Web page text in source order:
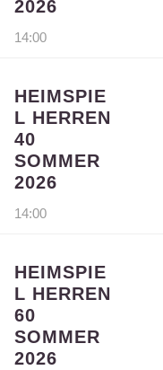
2026
14:00
HEIMSPIE
L HERREN
40
SOMMER
2026
14:00
HEIMSPIE
L HERREN
60
SOMMER
2026